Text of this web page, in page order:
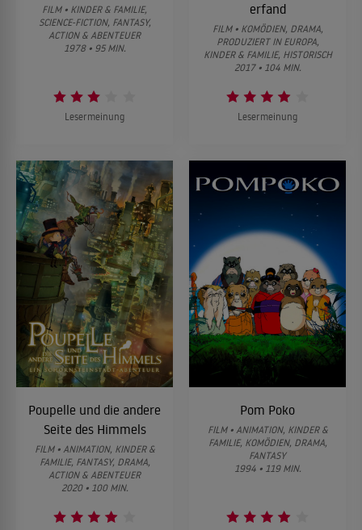
FILM • KINDER & FAMILIE,
SCIENCE-FICTION, FANTASY,
ACTION & ABENTEUER
1978 • 95 MIN.
Lesermeinung
erfand
FILM • KOMÖDIEN, DRAMA,
PRODUZIERT IN EUROPA,
KINDER & FAMILIE, HISTORISCH
2017 • 104 MIN.
Lesermeinung
Poupelle und die andere
Seite des Himmels
FILM • ANIMATION, KINDER &
FAMILIE, FANTASY, DRAMA,
ACTION & ABENTEUER
2020 • 100 MIN.
Pom Poko
FILM • ANIMATION, KINDER &
FAMILIE, KOMÖDIEN, DRAMA,
FANTASY
1994 • 119 MIN.